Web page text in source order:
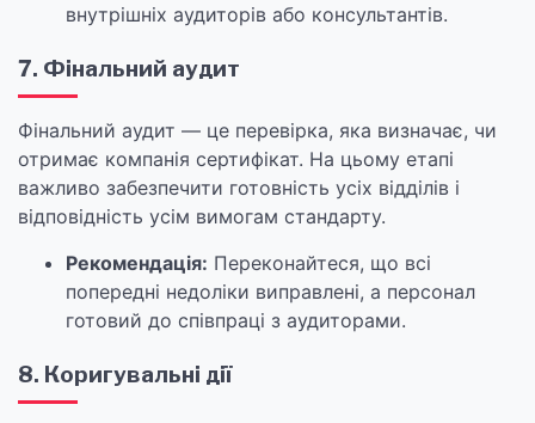
внутрішніх аудиторів або консультантів.
7. Фінальний аудит
Фінальний аудит — це перевірка, яка визначає, чи
отримає компанія сертифікат. На цьому етапі
важливо забезпечити готовність усіх відділів і
відповідність усім вимогам стандарту.
Рекомендація: Переконайтеся, що всі
попередні недоліки виправлені, а персонал
готовий до співпраці з аудиторами.
8. Коригувальні дії